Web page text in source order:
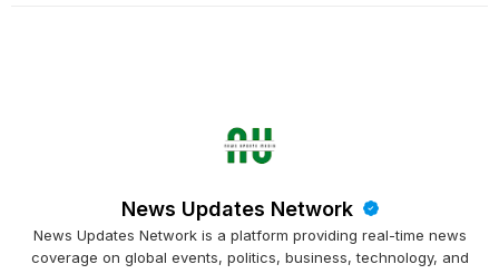
News Updates Network
News Updates Network is a platform providing real-time news
coverage on global events, politics, business, technology, and